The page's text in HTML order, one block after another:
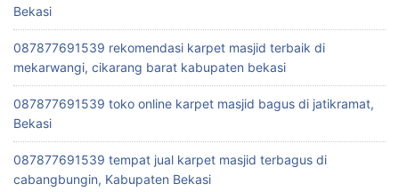
Bekasi
087877691539 rekomendasi karpet masjid terbaik di
mekarwangi, cikarang barat kabupaten bekasi
087877691539 toko online karpet masjid bagus di jatikramat,
Bekasi
087877691539 tempat jual karpet masjid terbagus di
cabangbungin, Kabupaten Bekasi